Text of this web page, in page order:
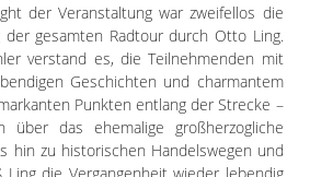
der Veranstaltung war zweifellos die
gesamten Radtour durch Otto Ling.
verstand es, die Teilnehmenden mit
Geschichten und charmantem
Punkten entlang der Strecke –
über das ehemalige großherzogliche
hin zu historischen Handelswegen und